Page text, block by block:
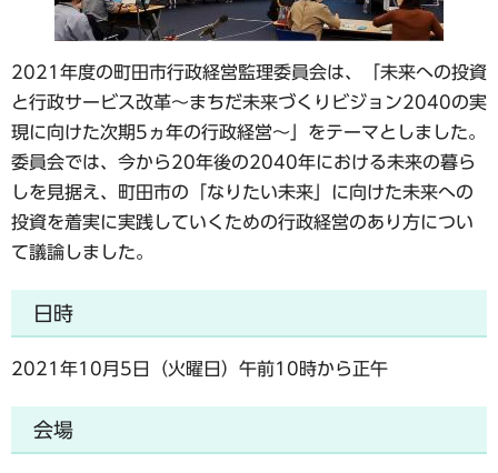
2021年度の町田市行政経営監理委員会は、「未来への投資
と行政サービス改革～まちだ未来づくりビジョン2040の実
現に向けた次期5ヵ年の行政経営～」をテーマとしました。
委員会では、今から20年後の2040年における未来の暮ら
しを見据え、町田市の「なりたい未来」に向けた未来への
投資を着実に実践していくための行政経営のあり方につい
て議論しました。
日時
2021年10月5日（火曜日）午前10時から正午
会場